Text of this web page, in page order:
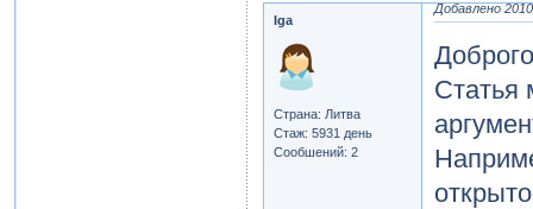
Iga
Страна: Литва
Стаж: 5931 день
Сообшений: 2
Добавлено
Статья